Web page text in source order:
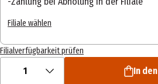
Filiale wählen
Filialverfügbarkeit prüfen
1 In